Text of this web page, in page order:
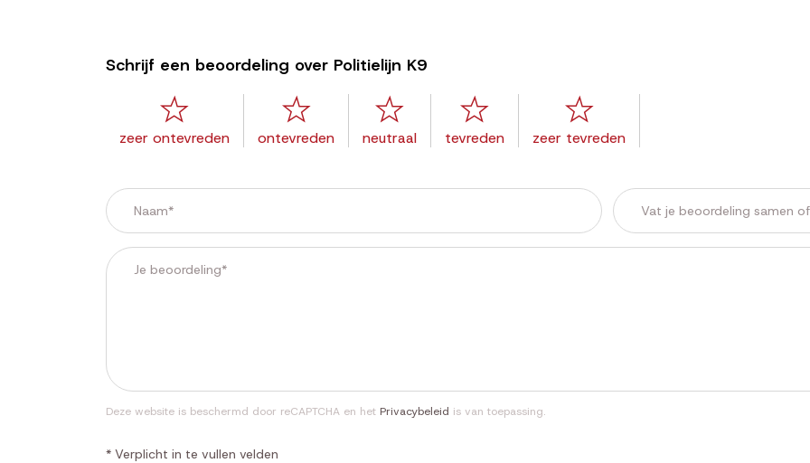
Schrijf een beoordeling over Politielijn K9
zeer ontevreden ontevreden neutraal tevreden zeer tevreden
Deze website is beschermd door reCAPTCHA en het Privacybeleid is van toepassing.
* Verplicht in te vullen velden